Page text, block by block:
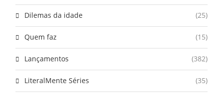
Dilemas da idade (25)
Quem faz (15)
Lançamentos (382)
LiteralMente Séries (35)